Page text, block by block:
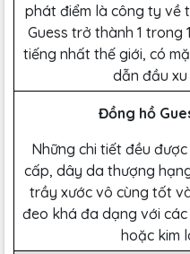
phát điểm là công ty về
Guess trở thành 1 trong
tiếng nhất thế giới, có
dẫn đầu
Đồng hồ
Những chi tiết đều
cấp, dây da thượng
trầy xước vô cùng tốt
đeo khá đa dạng với
hoặc kim